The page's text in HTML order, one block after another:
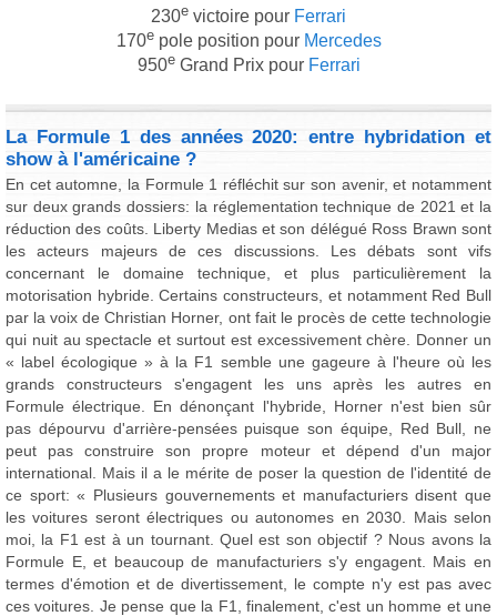
230e victoire pour Ferrari
170epole position pour Mercedes
950eGrand Prix pour Ferrari
La Formule 1 des années 2020: entre hybridation et
show à l'américaine ?
En cet automne, la Formule 1 réfléchit sur son avenir, et notamment
sur deux grands dossiers: la réglementation technique de 2021 et la
réduction des coûts. Liberty Medias et son délégué Ross Brawn sont
les acteurs majeurs de ces discussions. Les débats sont vifs
concernant le domaine technique, et plus particulièrement la
motorisation hybride. Certains constructeurs, et notamment Red Bull
par la voix de Christian Horner, ont fait le procès de cette technologie
qui nuit au spectacle et surtout est excessivement chère. Donner un
« label écologique » à la F1 semble une gageure à l'heure où les
grands constructeurs s'engagent les uns après les autres en
Formule électrique. En dénonçant l'hybride, Horner n'est bien sûr
pas dépourvu d'arrière-pensées puisque son équipe, Red Bull, ne
peut pas construire son propre moteur et dépend d'un major
international. Mais il a le mérite de poser la question de l'identité de
ce sport: « Plusieurs gouvernements et manufacturiers disent que
les voitures seront électriques ou autonomes en 2030. Mais selon
moi, la F1 est à un tournant. Quel est son objectif ? Nous avons la
Formule E, et beaucoup de manufacturiers s'y engagent. Mais en
termes d'émotion et de divertissement, le compte n'y est pas avec
ces voitures. Je pense que la F1, finalement, c'est un homme et une